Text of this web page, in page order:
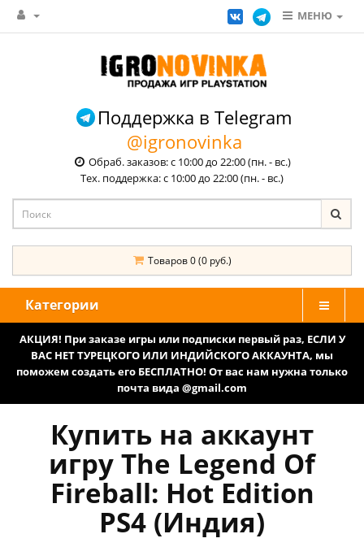
МЕНЮ
Поддержка в Telegram
@igronovinka
Обраб. заказов: с 10:00 до 22:00 (пн. - вс.)
Тех. поддержка: с 10:00 до 22:00 (пн. - вс.)
Товаров 0 (0 руб.)
Категории
АКЦИЯ! При заказе игры или подписки первый раз, ЕСЛИ У
ВАС НЕТ ТУРЕЦКОГО ИЛИ ИНДИЙСКОГО АККАУНТА, мы
поможем создать его БЕСПЛАТНО! От вас нам нужна только
почта вида @gmail.com
Купить на аккаунт
игру The Legend Of
Fireball: Hot Edition
PS4 (Индия)